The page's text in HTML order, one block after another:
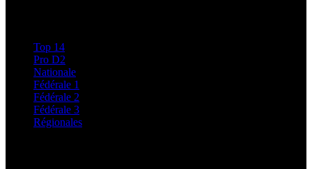
Top 14
Pro D2
Nationale
Fédérale 1
Fédérale 2
Fédérale 3
Régionales